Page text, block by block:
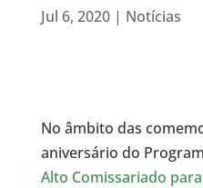
Jul 6, 2020| Notícias
No âmbito das
aniversário do
Alto Comissariado